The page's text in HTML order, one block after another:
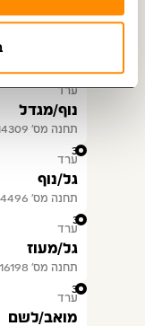
ערד
ערד
נוף/מגדל
תחנה מס׳ 14309
30
ערד
גל/נוף
תחנה מס׳ 14496
31
ערד
גל/מעוז
תחנה מס׳ 16198
32
ערד
מואב/לשם